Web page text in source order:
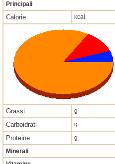
Principali
Calorie kcal
Grassi g
Carboidrati g
Proteine g
Minerali